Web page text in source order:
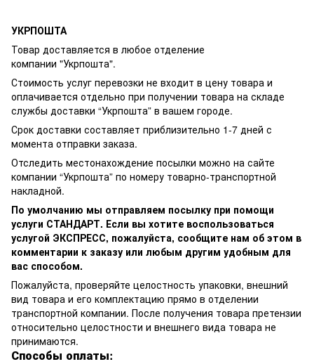
УКРПОШТА
Товар доставляется в любое отделение
компании "Укрпошта".
Стоимость услуг перевозки не входит в цену товара и
оплачивается отдельно при получении товара на складе
службы доставки “Укрпошта” в вашем городе.
Срок доставки составляет приблизительно 1-7 дней с
момента отправки заказа.
Отследить местонахождение посылки можно на сайте
компании “Укрпошта” по номеру товарно-транспортной
накладной.
По умолчанию мы отправляем посылку при помощи
услуги СТАНДАРТ. Если вы хотите воспользоваться
услугой ЭКСПРЕСС, пожалуйста, сообщите нам об этом в
комментарии к заказу или любым другим удобным для
вас способом.
Пожалуйста, проверяйте целостность упаковки, внешний
вид товара и его комплектацию прямо в отделении
транспортной компании. После получения товара претензии
относительно целостности и внешнего вида товара не
принимаются.
Способы оплаты: